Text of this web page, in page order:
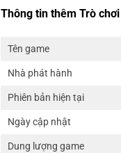
Thông tin thêm Trò chơi
Tên game
Nhà phát hành
Phiên bản hiện tại
Ngày cập nhật
Dung lượng game